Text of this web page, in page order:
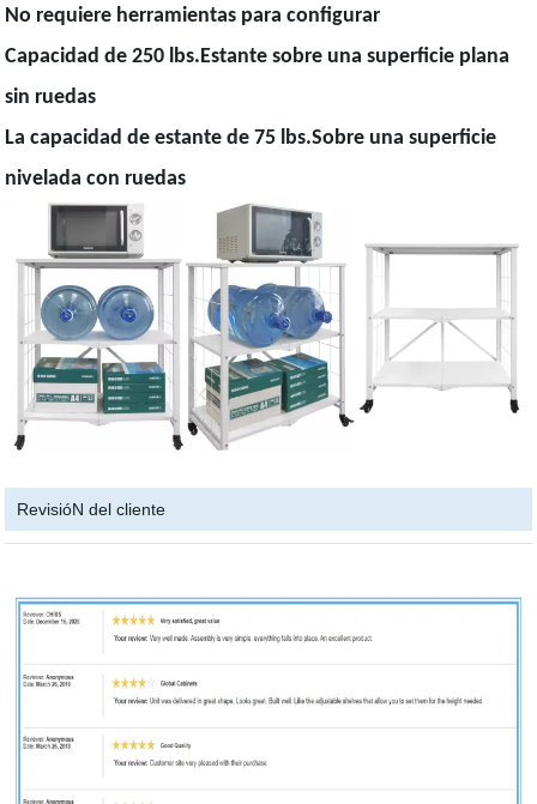
No requiere herramientas para configurar
Capacidad de 250 lbs.Estante sobre una superficie plana
sin ruedas
La capacidad de estante de 75 lbs.Sobre una superficie
nivelada con ruedas
RevisióN del cliente